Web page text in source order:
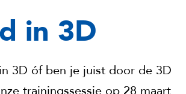
in 3D
3D óf ben je juist door de 3D
trainingssessie op 28 maart